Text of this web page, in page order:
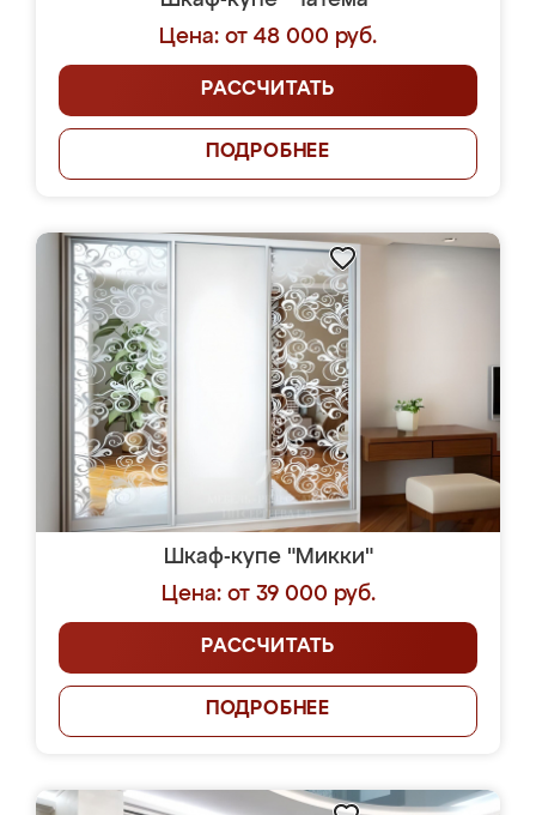
Цена: от 48 000 руб.
РАССЧИТАТЬ
ПОДРОБНЕЕ
Шкаф-купе "Микки"
Цена: от 39 000 руб.
РАССЧИТАТЬ
ПОДРОБНЕЕ